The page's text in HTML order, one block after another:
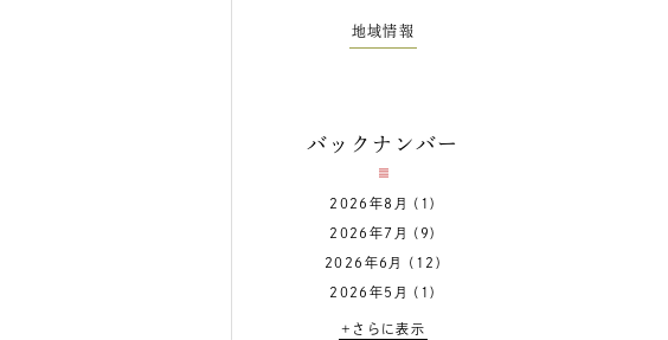
地域情報
バックナンバー
2026年8月 (1)
2026年7月 (9)
2026年6月 (12)
2026年5月 (1)
+さらに表示